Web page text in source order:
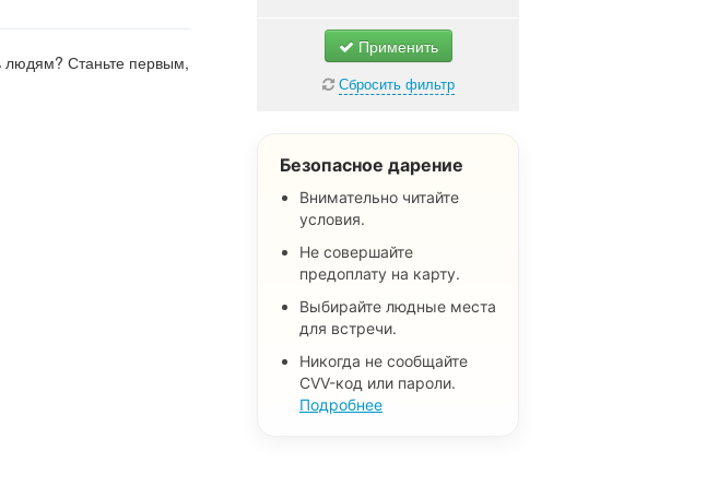
людям? Станьте первым,
Применить
Сбросить фильтр
Безопасное дарение
Внимательно читайте
условия.
Не совершайте
предоплату на карту.
Выбирайте людные места
для встречи.
Никогда не сообщайте
CVV-код или пароли.
Подробнее